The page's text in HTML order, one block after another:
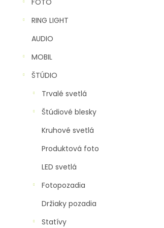
l
FOTO
RING LIGHT
AUDIO
MOBIL
ŠTÚDIO
Trvalé svetlá
Štúdiové blesky
Kruhové svetlá
Produktová foto
LED svetlá
Fotopozadia
Držiaky pozadia
Statívy